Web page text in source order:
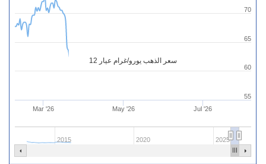
سعر الذهب يورو/غرام عيار 12
Mar '26 May '26 Jul '26
2015 2020 2025
55
60
65
70